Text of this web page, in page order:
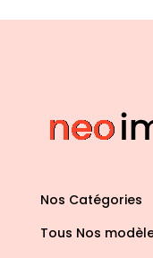
Nos Catégories
Tous Nos